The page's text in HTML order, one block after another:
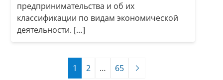
предпринимательства и об их
классификации по видам экономической
деятельности. […]
1 2 … 65